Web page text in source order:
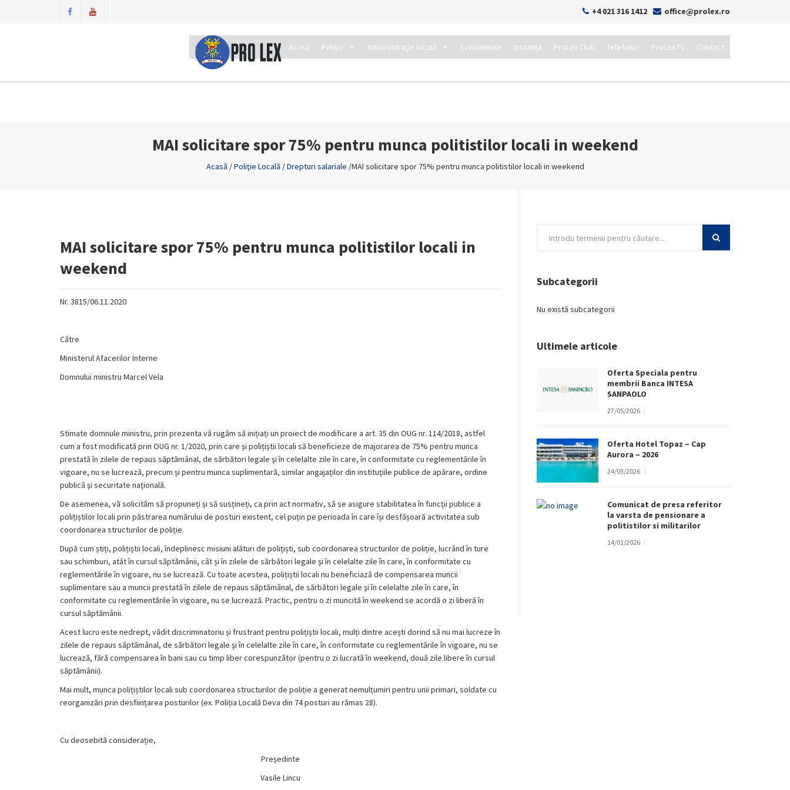
+4 021 316 1412 office@prolex.ro
Acasă Poliție Administrație locală Evenimente Instanță ProLex Club Telefonie ProLex.TV Contact
MAI solicitare spor 75% pentru munca politistilor locali in weekend
Acasă /Poliţie Locală /Drepturi salariale /MAI solicitare spor 75% pentru munca politistilor locali in weekend
MAI solicitare spor 75% pentru munca politistilor locali in
weekend
Nr. 3815/06.11.2020
Către
Ministerul Afacerilor Interne
Domnului ministru Marcel Vela
Stimate domnule ministru, prin prezenta vă rugăm să inițiați un proiect de modificare a art. 35 din OUG nr. 114/2018, astfel
cum a fost modificată prin OUG nr. 1/2020, prin care și polițiștii locali să beneficieze de majorarea de 75% pentru munca
prestată în zilele de repaus săptămânal, de sărbători legale şi în celelalte zile în care, în conformitate cu reglementările în
vigoare, nu se lucrează, precum și pentru munca suplimentară, similar angajaților din instituţiile publice de apărare, ordine
publică şi securitate naţională.
De asemenea, vă solicităm să propuneți și să susțineți, ca prin act normativ, să se asigure stabilitatea în funcții publice a
polițiștilor locali prin păstrarea numărului de posturi existent, cel puțin pe perioada în care își desfășoară activitatea sub
coordonarea structurilor de poliție.
După cum știți, polițiștii locali, îndeplinesc misiuni alături de polițiști, sub coordonarea structurilor de poliție, lucrând în ture
sau schimburi, atât în cursul săptămânii, cât și în zilele de sărbători legale şi în celelalte zile în care, în conformitate cu
reglementările în vigoare, nu se lucrează. Cu toate acestea, polițiștii locali nu beneficiază de compensarea muncii
suplimentare sau a muncii prestată în zilele de repaus săptămânal, de sărbători legale şi în celelalte zile în care, în
conformitate cu reglementările în vigoare, nu se lucrează. Practic, pentru o zi muncită în weekend se acordă o zi liberă în
cursul săptămânii.
Acest lucru este nedrept, vădit discriminatoriu și frustrant pentru polițiștii locali, mulți dintre acești dorind să nu mai lucreze în
zilele de repaus săptămânal, de sărbători legale şi în celelalte zile în care, în conformitate cu reglementările în vigoare, nu se
lucrează, fără compensarea în bani sau cu timp liber corespunzător (pentru o zi lucrată în weekend, două zile libere în cursul
săptămânii).
Mai mult, munca polițiștilor locali sub coordonarea structurilor de poliție a generat nemulțumiri pentru unii primari, soldate cu
reorganizări prin desființarea posturilor (ex. Poliția Locală Deva din 74 posturi au rămas 28).
Cu deosebită considerație,
Președinte
Vasile Lincu
Subcategorii
Nu există subcategorii
Ultimele articole
Oferta Speciala pentru
membrii Banca INTESA
SANPAOLO
27/05/2026
Oferta Hotel Topaz – Cap
Aurora – 2026
24/03/2026
Comunicat de presa referitor
la varsta de pensionare a
politistilor si militarilor
14/01/2026